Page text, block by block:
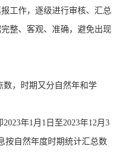
工作，逐级进行审核、汇总
整、客观、准确，避免出现
数，时期又分自然年和学
2023年1月1日至2023年12月3
按自然年度时期统计汇总数